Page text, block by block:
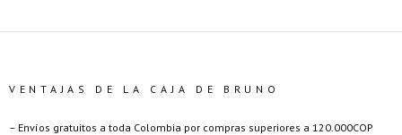
VENTAJAS DE LA CAJA DE BRUNO
– Envíos gratuitos a toda Colombia por compras superiores a 120.000COP